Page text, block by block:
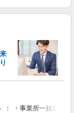
： ・事業所一括面